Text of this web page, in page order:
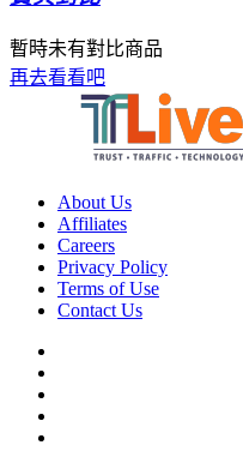
暫時未有對比商品
再去看看吧
About Us
Affiliates
Careers
Privacy Policy
Terms of Use
Contact Us